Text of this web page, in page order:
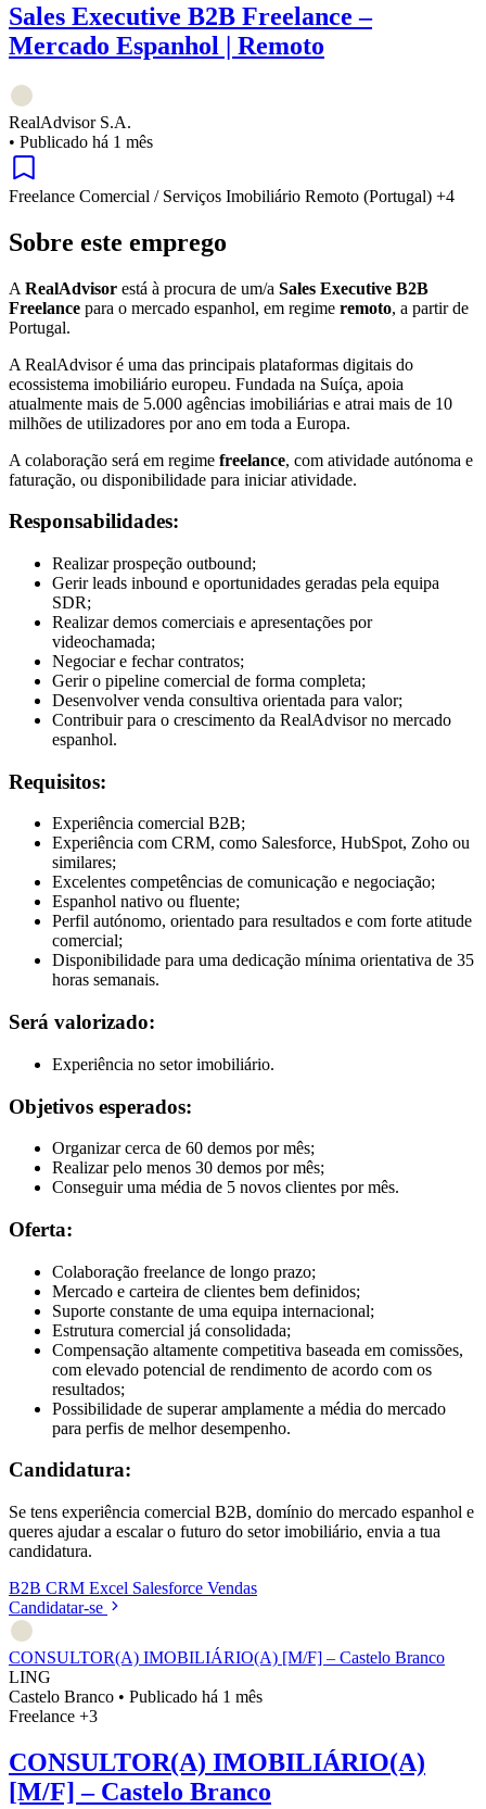
Sales Executive B2B Freelance –
Mercado Espanhol | Remoto
RealAdvisor S.A.
• Publicado há 1 mês
Freelance Comercial / Serviços Imobiliário Remoto (Portugal) +4
Sobre este emprego
A RealAdvisor está à procura de um/a Sales Executive B2B
Freelance para o mercado espanhol, em regime remoto, a partir de
Portugal.
A RealAdvisor é uma das principais plataformas digitais do
ecossistema imobiliário europeu. Fundada na Suíça, apoia
atualmente mais de 5.000 agências imobiliárias e atrai mais de 10
milhões de utilizadores por ano em toda a Europa.
A colaboração será em regime freelance, com atividade autónoma e
faturação, ou disponibilidade para iniciar atividade.
Responsabilidades:
Realizar prospeção outbound;
Gerir leads inbound e oportunidades geradas pela equipa
SDR;
Realizar demos comerciais e apresentações por
videochamada;
Negociar e fechar contratos;
Gerir o pipeline comercial de forma completa;
Desenvolver venda consultiva orientada para valor;
Contribuir para o crescimento da RealAdvisor no mercado
espanhol.
Requisitos:
Experiência comercial B2B;
Experiência com CRM, como Salesforce, HubSpot, Zoho ou
similares;
Excelentes competências de comunicação e negociação;
Espanhol nativo ou fluente;
Perfil autónomo, orientado para resultados e com forte atitude
comercial;
Disponibilidade para uma dedicação mínima orientativa de 35
horas semanais.
Será valorizado:
Experiência no setor imobiliário.
Objetivos esperados:
Organizar cerca de 60 demos por mês;
Realizar pelo menos 30 demos por mês;
Conseguir uma média de 5 novos clientes por mês.
Oferta:
Colaboração freelance de longo prazo;
Mercado e carteira de clientes bem definidos;
Suporte constante de uma equipa internacional;
Estrutura comercial já consolidada;
Compensação altamente competitiva baseada em comissões,
com elevado potencial de rendimento de acordo com os
resultados;
Possibilidade de superar amplamente a média do mercado
para perfis de melhor desempenho.
Candidatura:
Se tens experiência comercial B2B, domínio do mercado espanhol e
queres ajudar a escalar o futuro do setor imobiliário, envia a tua
candidatura.
B2B CRM Excel Salesforce Vendas
Candidatar-se
CONSULTOR(A) IMOBILIÁRIO(A) [M/F] – Castelo Branco
LING
Castelo Branco • Publicado há 1 mês
Freelance +3
CONSULTOR(A) IMOBILIÁRIO(A)
[M/F] – Castelo Branco